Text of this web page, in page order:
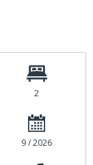
2
9 / 2026